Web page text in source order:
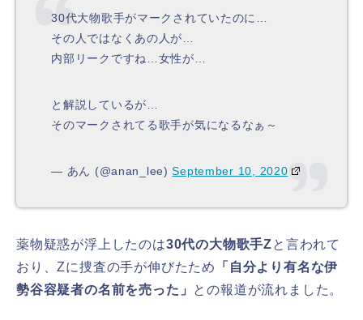
30代大物歌手がマークされていたのに…
その人ではなくあの人が…
内部リークですね…女性が…
と解説しているが…
そのマークされてる歌手が気になるなぁ～
— あん (@anan_lee)September 10, 2020
薬物疑惑が浮上したのは30代の大物歌手Zと言われて
おり、Zに捜査の手が伸びたため
「自分より有名な伊
勢谷容疑者の名前を売った」 との報道が流れました。